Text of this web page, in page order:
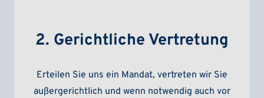
2. Gerichtliche Vertretung
Erteilen Sie uns ein Mandat, vertreten wir Sie
außergerichtlich und wenn notwendig auch vor